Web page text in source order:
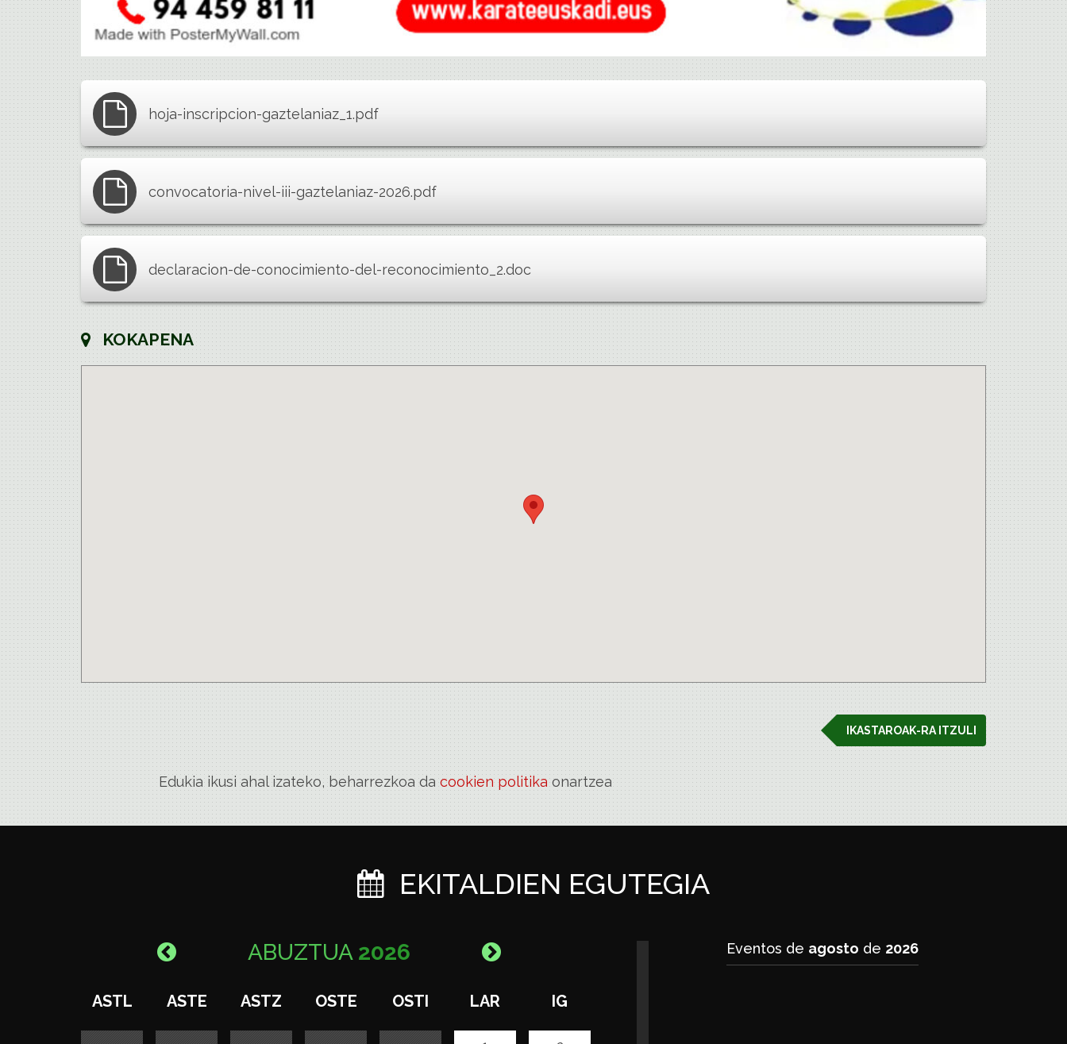
hoja-inscripcion-gaztelaniaz_1.pdf
convocatoria-nivel-iii-gaztelaniaz-2026.pdf
declaracion-de-conocimiento-del-reconocimiento_2.doc
KOKAPENA
IKASTAROAK-RA ITZULI
Edukia ikusi ahal izateko, beharrezkoa dacookien politikaonartzea
EKITALDIEN EGUTEGIA
ABUZTUA 2026
ASTL ASTE ASTZ OSTE OSTI LAR IG
Eventos de agosto de 2026